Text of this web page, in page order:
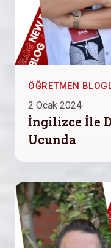
ÖĞRETMEN
2 Ocak 2024
İngilizce İle
Ucunda